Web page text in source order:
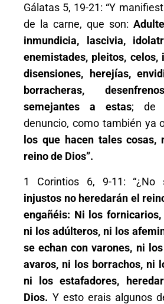
Gálatas 5, 19-21: “Y
de la carne, que son:
inmundicia, lascivia,
enemistades, pleitos, celos,
disensiones, herejías,
borracheras,
semejantes a estas; de
denuncio, como también ya
los que hacen tales cosas,
reino de Dios”.
1 Corintios 6, 9-11: “¿No
injustos no heredarán el
engañéis: Ni los
ni los adúlteros, ni los
se echan con varones, ni
avaros, ni los borrachos, ni
ni los estafadores,
Dios. Y esto erais algunos